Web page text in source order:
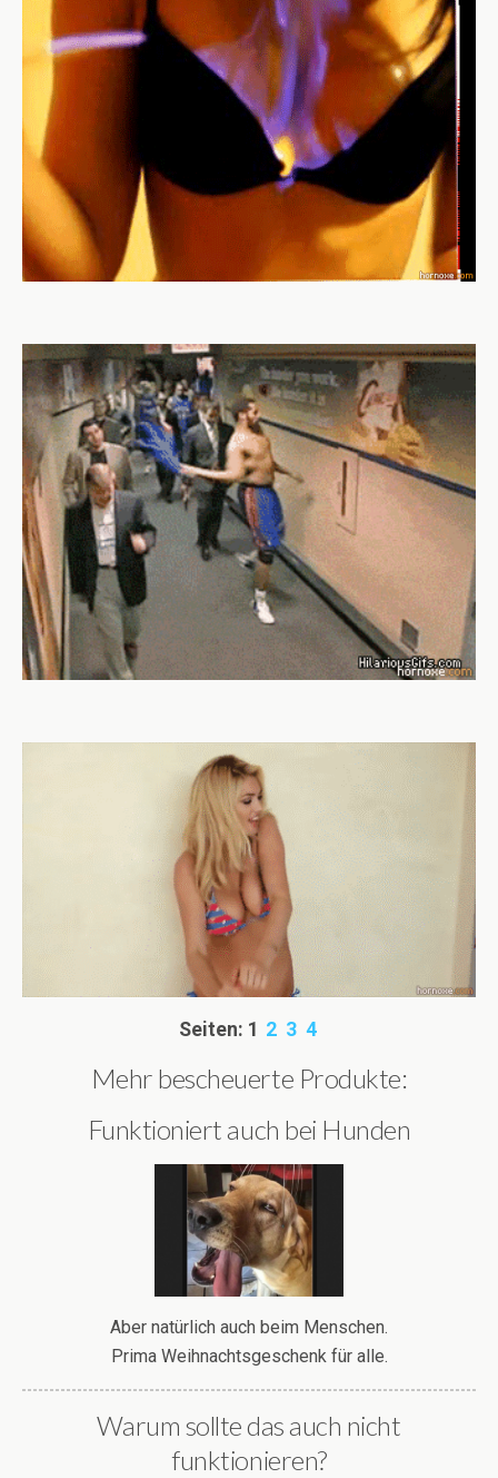
Seiten: 1 2 3 4
Mehr bescheuerte Produkte:
Funktioniert auch bei Hunden
Aber natürlich auch beim Menschen.
Prima Weihnachtsgeschenk für alle.
Warum sollte das auch nicht
funktionieren?